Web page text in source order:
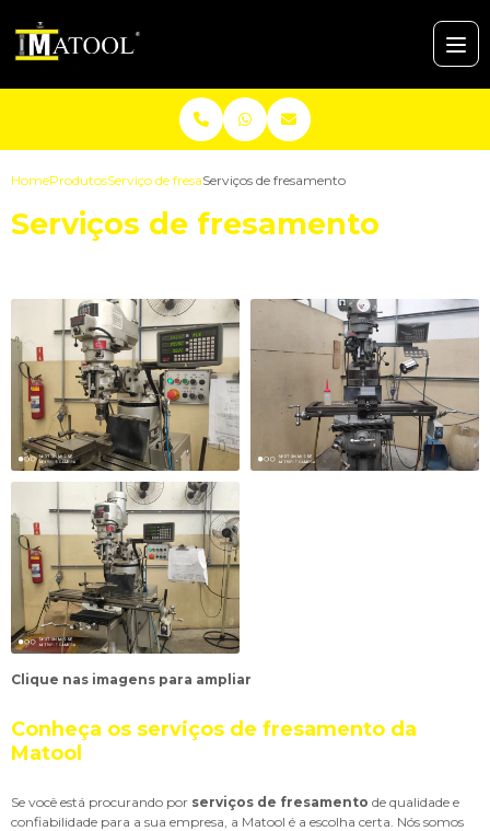
HomeProdutosServiço de fresaServiços de fresamento
Serviços de fresamento
Clique nas imagens para ampliar
Conheça os serviços de fresamento da
Matool
Se você está procurando por serviços de fresamento de qualidade e
confiabilidade para a sua empresa, a Matool é a escolha certa. Nós somos